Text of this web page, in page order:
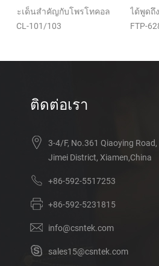
ได้พูดถึงประเด็นสำคัญกับโพรโทคอล
FTP-628MCL-701
ติดต่อเรา
3-4/F, No.361 Qiaoying Road,
Jimei District, Xiamen,China
+86-592-5517253
+86-592-5231815
info@csntek.com
sales15@csntek.com